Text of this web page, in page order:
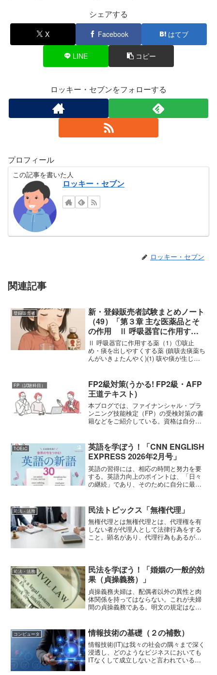
シェアする
X Facebook はてブ
LINE コピー
ロッキー・セブンをフォローする
プロフィール
この記事を書いた人
ロッキー・セブン
ロッキー・セブン
関連記事
登録販売者
新・登録販売者試験まとめノート
（49）「第３章 主な医薬品とそ
の作用 Ⅱ 呼吸器官に作用する
薬（1）
Ⅱ 呼吸器官に作用する薬（1）①咳止
め・痰を出しやすくする薬 (鎮咳去痰薬ち
んがいきょたんやく)(1) 咳や痰が生じる
する (去痰)、 また、喘息症状を和らげる
こ...
FP（試験科目）
FP2級対策(うかる! FP2級・AFP
王道テキスト)
本ブログでは、ファイナンシャル・プラ
ンニング技能検定（FP）の受検対策の書
籍などをご紹介している。資格は自分を
ている。しかし、資格試験に向けて学ぶ
ことは単に自己啓発のた...
TOEIC
英語を学ぼう！「CNN ENGLISH
EXPRESS 2026年2月号」
英語の習得には、相応の時間と努力を要
する。英語力向上のポイントは、「日々
の継続」であり、そのために自分に最適
素材としつつ、語彙の詳細な解説など工
夫満載の誌面で英語の学び...
司法・法務 民法トピックス「無権代理」
無権代理とは無権代理とは、代理権を有
しない者が代理人として法律行為をする
こと。顕名があり、代理行為もあるが、
を無権代理人という。無権...
司法・法務
民法を学ぼう！「婚姻の一般的効
果（貞操義務）」
貞操義務夫婦は、配偶者以外の異性と肉
体関係を持ってはならない。これが夫婦
間の貞操義務である。明文の規定はない
とすることができる。（裁判上の離婚）
第770条 夫婦の一...
コンピュータ 情報技術の基礎（２の補数）
情報技術(IT)は我々の社会の隅々まで深く
浸透し、どのようなビジネスにおいても
ITなくして成立しないと言われている。